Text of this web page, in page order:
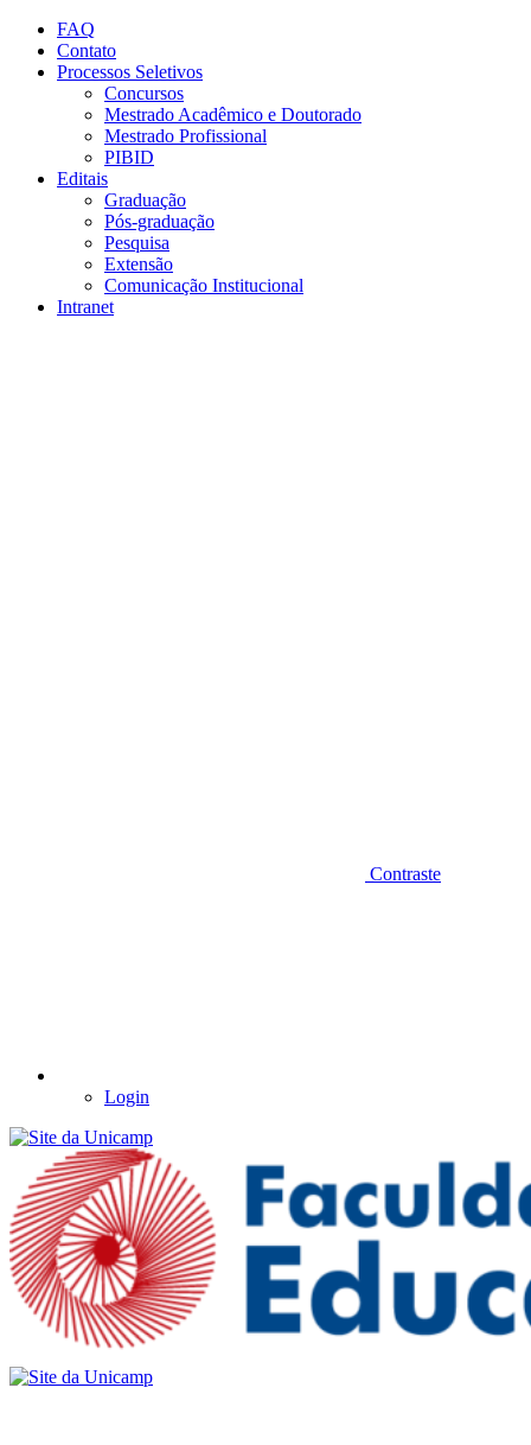
Conteúdo principal
FAQ
Contato
Processos Seletivos
Concursos
Mestrado Acadêmico e Doutorado
Mestrado Profissional
PIBID
Editais
Graduação
Pós-graduação
Pesquisa
Extensão
Comunicação Institucional
Intranet
Contraste
Login